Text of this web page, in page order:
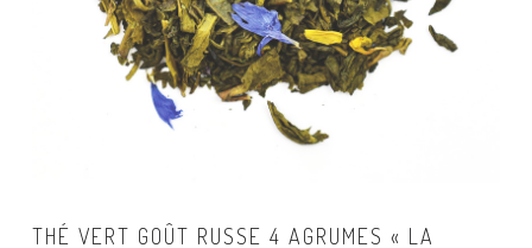
THÉ VERT GOÛT RUSSE 4 AGRUMES « LA